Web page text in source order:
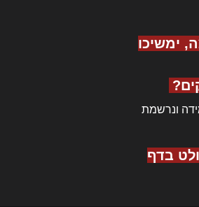
ימשיכו
ונרשמת
בדף